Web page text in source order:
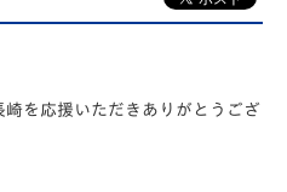
を応援いただきありがとうござ